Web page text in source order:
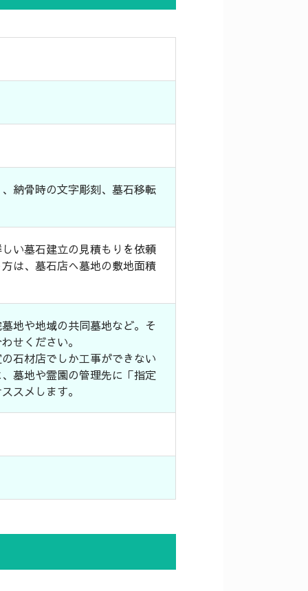
納骨時の文字彫刻、墓石移転
い墓石建立の見積もりを依頼
は、墓石店へ墓地の敷地面積
地や地域の共同墓地など。そ
せください。
石材店でしか工事ができない
墓地や霊園の管理先に「指定
スメします。